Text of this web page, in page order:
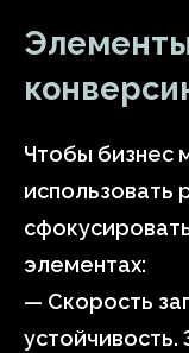
Чтобы бизнес
использовать
элементах:
— Скорость